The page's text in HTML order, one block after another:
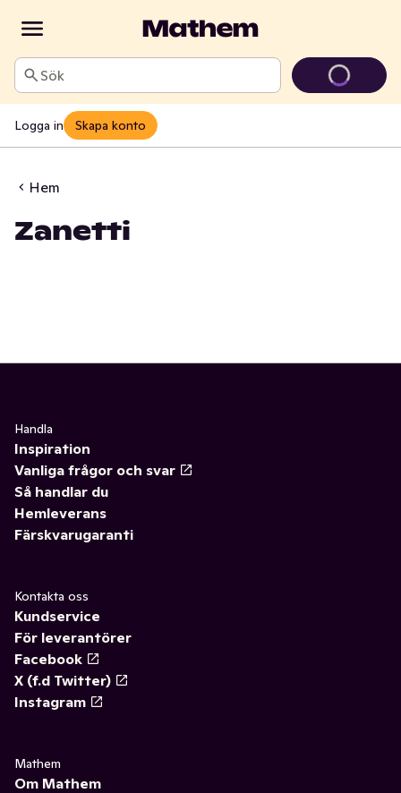
Sök
Logga in Skapa konto
Hem
Zanetti
Handla
Inspiration
Vanliga frågor och svar
Så handlar du
Hemleverans
Färskvarugaranti
Kontakta oss
Kundservice
För leverantörer
Facebook
X (f.d Twitter)
Instagram
Mathem
Om Mathem